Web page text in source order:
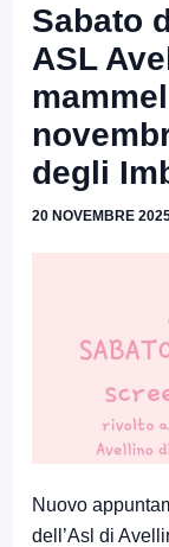
Sabato
ASL
degli
20 NOVEMBRE
Nuovo
dell’Asl di